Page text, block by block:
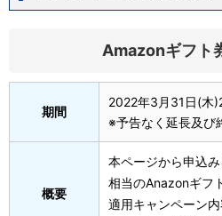
Amazonギフト
期間
2022年3月31日(木
※予告なく延長及び
概要
本ページから申込
相当のAnazonギフ
適用キャンペーン